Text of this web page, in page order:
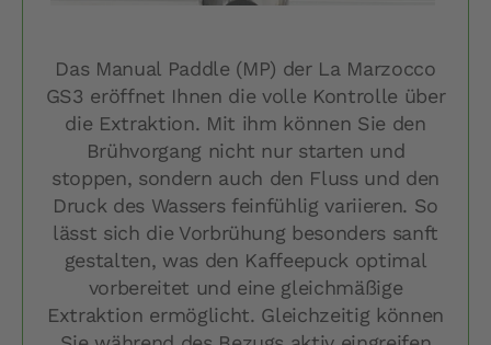
Das Manual Paddle (MP) der La Marzocco
GS3 eröffnet Ihnen die volle Kontrolle über
die Extraktion. Mit ihm können Sie den
Brühvorgang nicht nur starten und
stoppen, sondern auch den Fluss und den
Druck des Wassers feinfühlig variieren. So
lässt sich die Vorbrühung besonders sanft
gestalten, was den Kaffeepuck optimal
vorbereitet und eine gleichmäßige
Extraktion ermöglicht. Gleichzeitig können